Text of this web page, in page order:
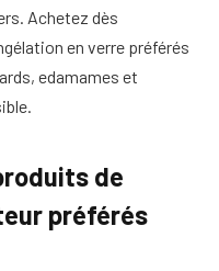
Achetez dès
en verre préférés
edamames et
de
préférés